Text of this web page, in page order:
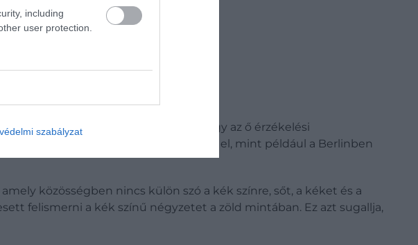
including
user protection.
szabályzat
és olvasói közös szókincsének, így az ő érzékelési
anyagok kifejlesztésével terjedt el, mint például a Berlinben
közösségben nincs külön szó a kék színre, sőt, a kéket és a
felismerni a kék színű négyzetet a zöld mintában. Ez azt sugallja,